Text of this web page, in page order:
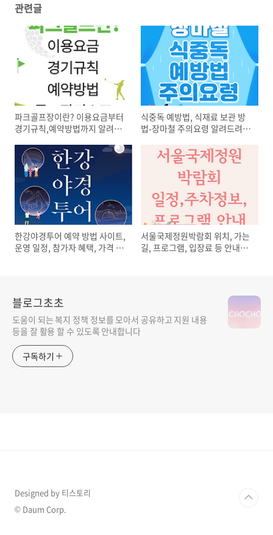
관련글
파크골프장이란? 이용요금부터
경기규칙,예약방법까지 알려드
식중독 예방법, 식재료 보관 방
법-장마철 주의요령 알려드려
한강야경투어 예약 방법 사이트,
운영 일정, 참가자 혜택, 가격 등
서울국제정원박람회 위치, 가는
길, 프로그램, 입장료 등 안내
블로그초초
도움이 되는 복지 정책 정보를 모아서 공유하고 지원 내용
등을 잘 활용 할 수 있도록 안내합니다
구독하기
Designed by 티스토리
© Daum Corp.